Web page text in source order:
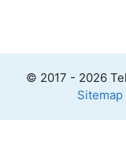
© 2017 - 2026
Sitemap